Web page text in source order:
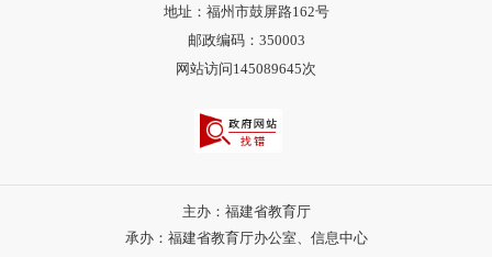
地址：福州市鼓屏路162号
邮政编码：350003
网站访问145089645次
主办：福建省教育厅
承办：福建省教育厅办公室、信息中心